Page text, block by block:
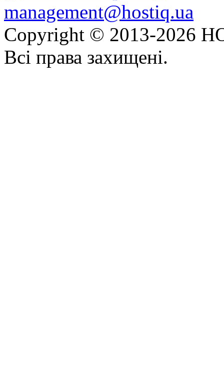
management@hostiq.ua
Copyright © 2013-2026
Всі права захищені.